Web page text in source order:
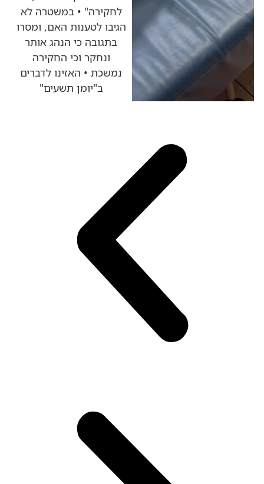
לחקירה" • במשטרה לא
הגיבו לטענות האם, ומסרו
בתגובה כי הנהג אותר
ונחקר וכי החקירה
נמשכת • האזינו לדברים
ב"יומן תשעים"